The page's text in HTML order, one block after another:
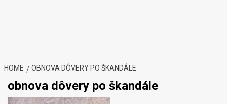
HOME OBNOVA DÔVERY PO ŠKANDÁLE
obnova dôvery po škandále